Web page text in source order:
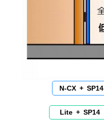
N-CX + SP14
Lite + SP14